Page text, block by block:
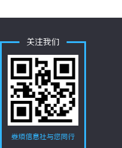
关注我们
娄烦信息社与您同行